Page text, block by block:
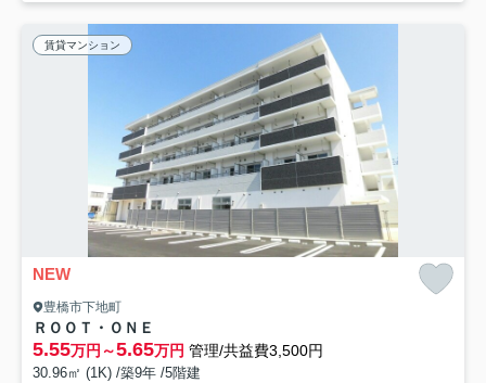
賃貸マンション
NEW
豊橋市下地町
ＲＯＯＴ・ＯＮＥ
5.55万円～5.65万円 管理/共益費3,500円
30.96㎡ (1K) /築9年 /5階建